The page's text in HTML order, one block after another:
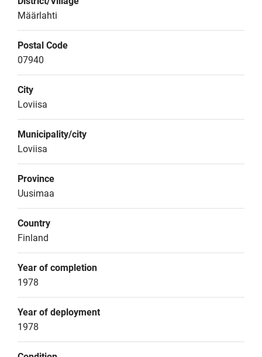
Määrlahti
Postal Code
07940
City
Loviisa
Municipality/city
Loviisa
Province
Uusimaa
Country
Finland
Year of completion
1978
Year of deployment
1978